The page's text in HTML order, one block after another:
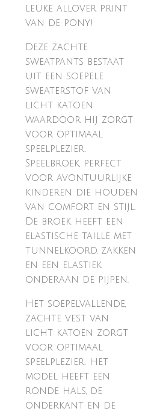
leuke allover print
van de pony!
Deze zachte
sweatpants bestaat
uit een soepele
sweaterstof van
licht katoen
waardoor hij zorgt
voor optimaal
speelplezier.
Speelbroek, perfect
voor avontuurlijke
kinderen die houden
van comfort en stijl.
De broek heeft een
elastische taille met
tunnelkoord, zakken
en een elastiek
onderaan de pijpen.
Het soepelvallende,
zachte vest van
licht katoen zorgt
voor optimaal
speelplezier. Het
model heeft een
ronde hals, de
onderkant en de